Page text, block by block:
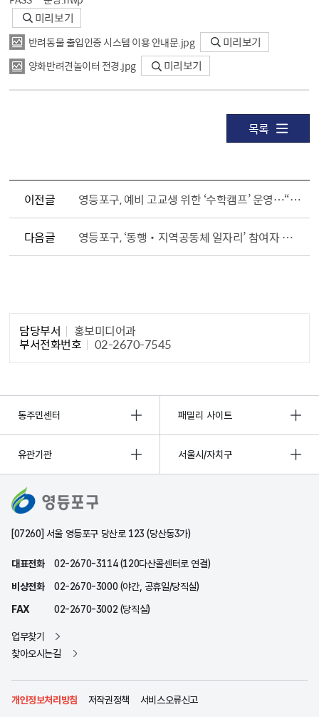
미리보기
반려동물 출입인증 시스템 이용 안내문.jpg
미리보기
양화반려견놀이터 전경.jpg
미리보기
목록
이전글 영등포구, 예비 고교생 위한 ‘수학캠프’ 운영…“수학 자신감 충전!”
다음글 영등포구, ‘동행‧지역공동체 일자리’ 참여자 모집…총 217명 선발
담당부서 홍보미디어과
부서전화번호 02-2670-7545
동주민센터 패밀리 사이트
유관기관 서울시/자치구
[07260] 서울 영등포구 당산로 123 (당산동3가)
대표전화
02-2670-3114 (120다산콜센터로 연결)
비상전화
02-2670-3000 (야간, 공휴일/당직실)
FAX
02-2670-3002 (당직실)
업무찾기
찾아오시는길
개인정보처리방침 저작권정책 서비스오류신고